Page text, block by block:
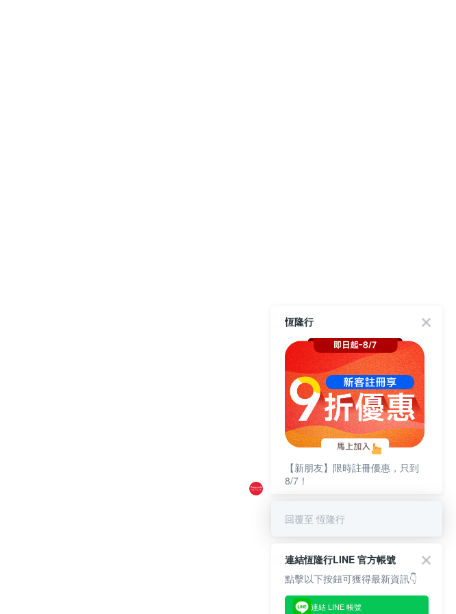
恆隆行
【新朋友】限時註冊優惠，只到
8/7！
回覆至 恆隆行
連結恆隆行LINE 官方帳號
點擊以下按鈕可獲得最新資訊👇
連結 LINE 帳號